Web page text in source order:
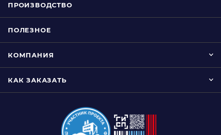
ПРОИЗВОДСТВО
ПОЛЕЗНОЕ
КОМПАНИЯ
КАК ЗАКАЗАТЬ